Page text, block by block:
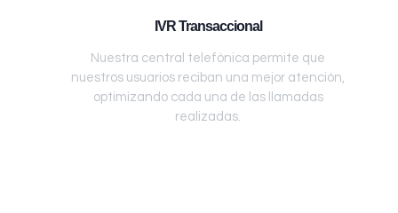
IVR Transaccional
Nuestra central telefónica permite que
nuestros usuarios reciban una mejor atención,
optimizando cada una de las llamadas
realizadas.